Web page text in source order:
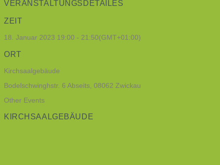
VERANSTALTUNGSDETAILES
ZEIT
18. Januar 2023 19:00 - 21:50(GMT+01:00)
ORT
Kirchsaalgebäude
Bodelschwinghstr. 6 Abseits, 08062 Zwickau
Other Events
KIRCHSAALGEBÄUDE